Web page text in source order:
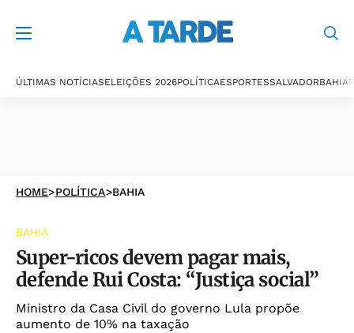
ÚLTIMAS NOTÍCIASELEIÇÕES 2026POLÍTICAESPORTESSALVADORBAHIA
HOME>POLÍTICA>BAHIA
BAHIA
Super-ricos devem pagar mais,
defende Rui Costa: “Justiça social”
Ministro da Casa Civil do governo Lula propõe
aumento de 10% na taxação